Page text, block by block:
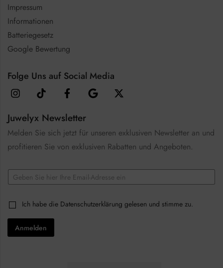
Impressum
Informationen
Batteriegesetz
Google Bewertung
Folge Uns auf Social Media
Juwelyx Newsletter
Melden Sie sich jetzt für unseren exklusiven Newsletter an und
profitieren Sie von exklusiven Rabatten und Angeboten.
m
i
l
C
e
E
m
lC
h
e
k
Ich habe die Datenschutzerklärung gelesen und stimme zu.
Anmelden